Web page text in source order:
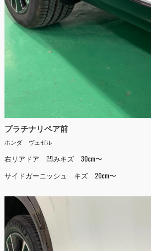
プラチナリペア前
ホンダ ヴェゼル
右リアドア 凹みキズ 30cm〜
サイドガーニッシュ キズ 20cm〜